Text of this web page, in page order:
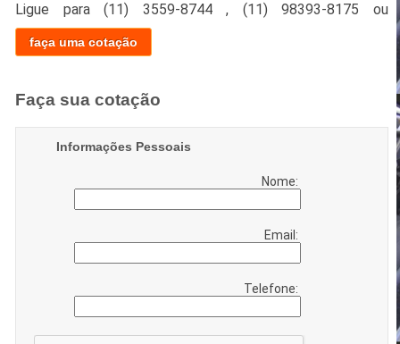
Ligue para(11) 3559-8744 , (11) 98393-8175 ou
faça uma cotação
Faça sua cotação
Informações Pessoais
Nome:
Email:
Telefone: